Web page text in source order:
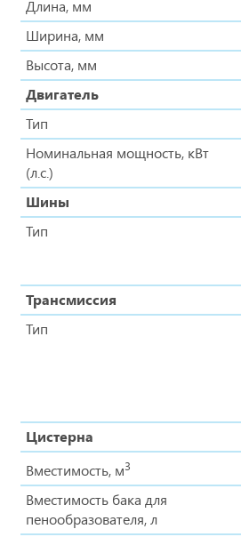
Длина, мм
Ширина, мм
Высота, мм
Двигатель
Тип
Номинальная мощность, кВт
(л.с.)
Шины
Тип
Трансмиссия
Тип
Цистерна
Вместимость, м3
Вместимость бака для
пенообразователя, л